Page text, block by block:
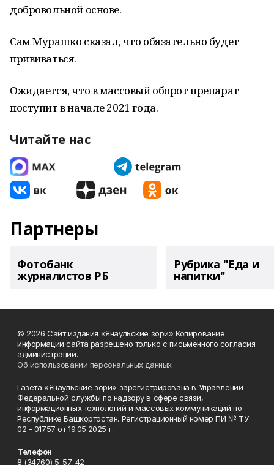
добровольной основе.
Сам Мурашко сказал, что обязательно будет
прививаться.
Ожидается, что в массовый оборот препарат
поступит в начале 2021 года.
Читайте нас
Партнеры
Фотобанк
журналистов РБ
Рубрика "Еда и
напитки"
© 2026 Сайт издания «Янаульские зори» Копирование
информации сайта разрешено только с письменного согласия
администрации.
Об использовании персональных данных
Газета «Янаульские зори» зарегистрирована в Управлении
Федеральной службы по надзору в сфере связи,
информационных технологий и массовых коммуникаций по
Республике Башкортостан. Регистрационный номер ПИ № ТУ
02 - 01757 от 19.05.2025 г.
Телефон
8 (34760) 5-57-42